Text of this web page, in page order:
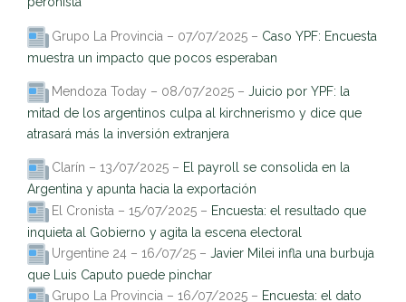
Grupo La Provincia – 07/07/2025 – Caso YPF: Encuesta
muestra un impacto que pocos esperaban
Mendoza Today – 08/07/2025 – Juicio por YPF: la
mitad de los argentinos culpa al kirchnerismo y dice que
atrasará más la inversión extranjera
Clarín – 13/07/2025 – El payroll se consolida en la
Argentina y apunta hacia la exportación
El Cronista – 15/07/2025 – Encuesta: el resultado que
inquieta al Gobierno y agita la escena electoral
Urgentine 24 – 16/07/25 – Javier Milei infla una burbuja
que Luis Caputo puede pinchar
Grupo La Provincia – 16/07/2025 – Encuesta: el dato